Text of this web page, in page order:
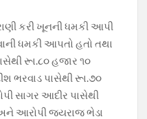
કરી ખૂનની ધમકી આપી
ધમકી આપતો હતો તથા
રૂા.૮૦ હજાર ૧૦
ભરવાડ પાસેથી રૂા.૭૦
સાગર આદીર પાસેથી
આરોપી જયરાજ ભેડા